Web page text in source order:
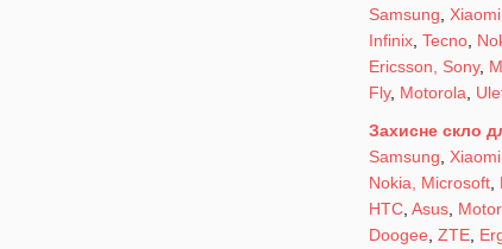
Samsung, Xiaomi
Infinix, Tecno,
Ericsson, Sony,
Fly, Motorola,
Захисне скло
Samsung, Xiaomi
Nokia, Microsoft,
HTC, Asus,
Doogee, ZTE,